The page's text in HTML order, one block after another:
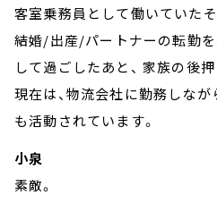
客室乗務員として働いていたそ
結婚/出産/パートナーの転勤を
して過ごしたあと、 家族の後
現在は、物流会社に勤務しな
も活動されています。
小泉
素敵。